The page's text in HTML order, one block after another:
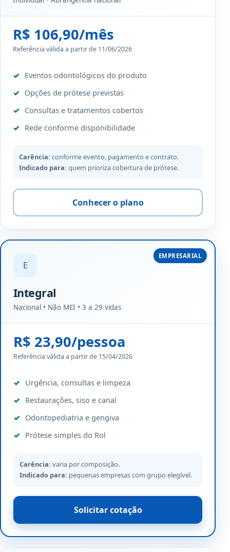
R$ 106,90/mês
Referência válida a partir de 11/06/2026
Eventos odontológicos do produto
Opções de prótese previstas
Consultas e tratamentos cobertos
Rede conforme disponibilidade
Carência: conforme evento, pagamento e contrato.
Indicado para: quem prioriza cobertura de prótese.
Conhecer o plano
EMPRESARIAL
E
Integral
Nacional • Não MEI • 3 a 29 vidas
R$ 23,90/pessoa
Referência válida a partir de 15/04/2026
Urgência, consultas e limpeza
Restaurações, siso e canal
Odontopediatria e gengiva
Prótese simples do Rol
Carência: varia por composição.
Indicado para: pequenas empresas com grupo elegível.
Solicitar cotação